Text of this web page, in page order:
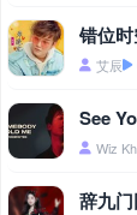
错位
艾辰
See
Wiz
辞九